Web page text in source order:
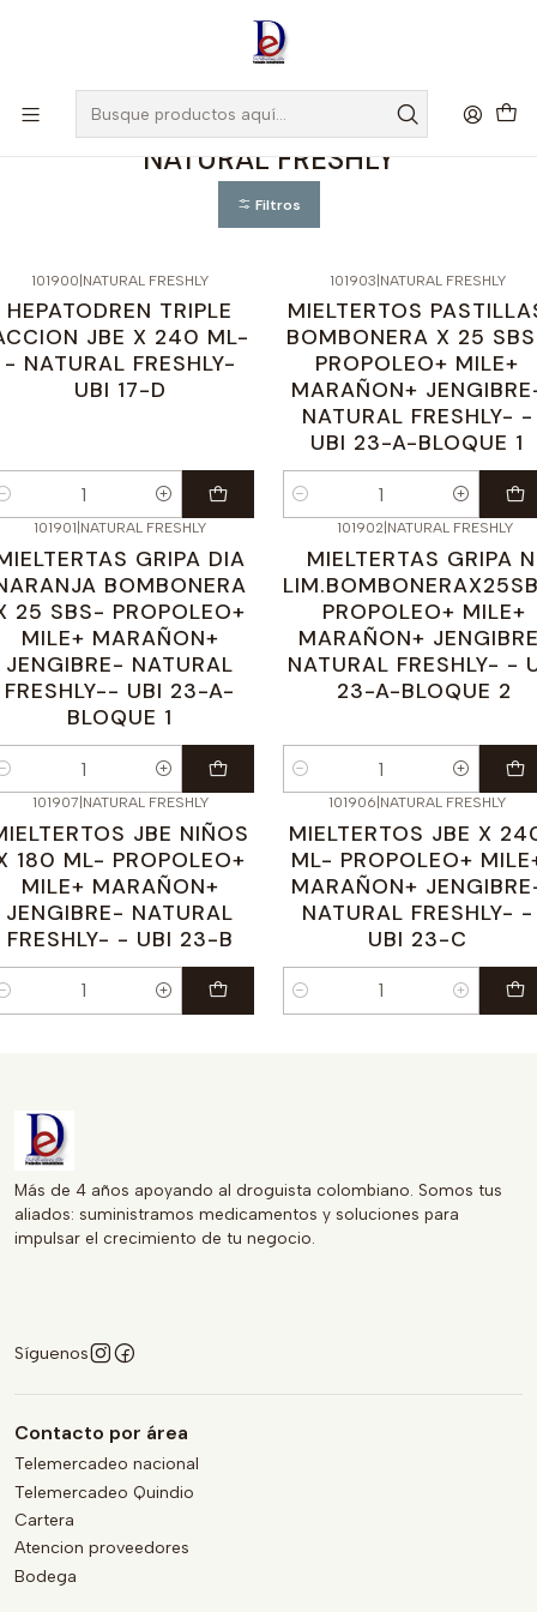
, Si eres nuevo regístrate
NATURAL FRESHLY
Filtros
101900|NATURAL FRESHLY
HEPATODREN TRIPLE
JBE X 240 ML-
- NATURAL FRESHLY-
UBI 17-D
101903|NATURAL FRESHLY
MIELTERTOS
BOMBONERA X 25
PROPOLEO+ MILE+
MARAÑON+
NATURAL FRESHLY- -
UBI 23-A-BLOQUE 1
Cantidad
101901 NATURAL FRESHLY
GRIPA DIA
BOMBONERA
25 SBS- PROPOLEO+
MILE+ MARAÑON+
JENGIBRE- NATURAL
FRESHLY-- UBI 23-A-
BLOQUE 1
101902| NATURAL FRESHLY
MIELTERTAS GRIPA
PROPOLEO+ MILE+
MARAÑON+
NATURAL FRESHLY- -
23-A-BLOQUE 2
Cantidad
101907 NATURAL FRESHLY
JBE NIÑOS
180 ML- PROPOLEO+
MILE+ MARAÑON+
JENGIBRE- NATURAL
FRESHLY- - UBI 23-B
101906 NATURAL FRESHLY
MIELTERTOS JBE X
ML- PROPOLEO+
MARAÑON+
NATURAL FRESHLY- -
UBI 23-C
Cantidad
Más de 4 años apoyando al droguista colombiano. Somos tus
aliados: suministramos medicamentos y soluciones para
impulsar el crecimiento de tu negocio.
Síguenos
Contacto por área
Telemercadeo nacional
Telemercadeo Quindio
Cartera
Atencion proveedores
Bodega